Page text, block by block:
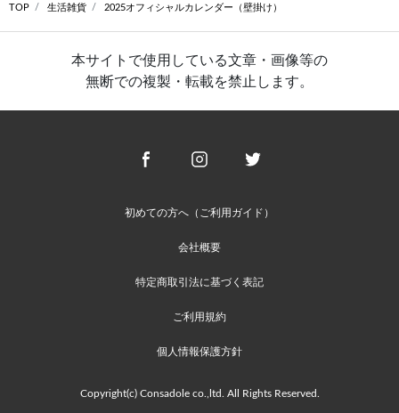
TOP 生活雑貨 2025オフィシャルカレンダー（壁掛け）
本サイトで使用している文章・画像等の
無断での複製・転載を禁止します。
初めての方へ（ご利用ガイド）
会社概要
特定商取引法に基づく表記
ご利用規約
個人情報保護方針
Copyright(c) Consadole co.,ltd. All Rights Reserved.